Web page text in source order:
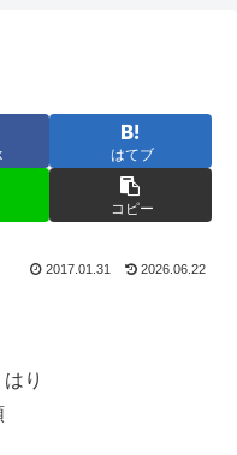
はてブ
コピー
2017.01.31 2026.06.22
り